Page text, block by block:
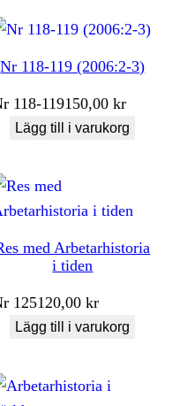
Nr 118-119 (2006:2-3)
118-119150,00kr
Lägg till i varukorg
med Arbetarhistoria
i tiden
125120,00kr
Lägg till i varukorg